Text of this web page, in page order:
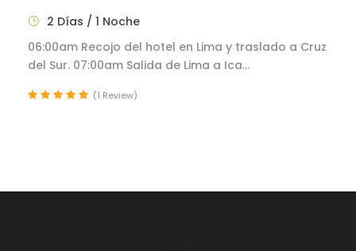
2 Días / 1 Noche
06:00am Recojo del hotel en Lima y traslado a Cruz
del Sur. 07:00am Salida de Lima a Ica...
(1 Review)